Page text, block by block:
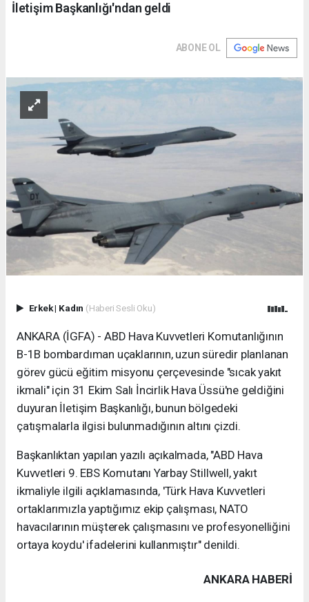
İletişim Başkanlığı'ndan geldi
ABONE OL
Erkek| Kadın (Haberi Sesli Oku)
ANKARA (İGFA) - ABD Hava Kuvvetleri Komutanlığının
B-1B bombardıman uçaklarının, uzun süredir planlanan
görev gücü eğitim misyonu çerçevesinde "sıcak yakıt
ikmali" için 31 Ekim Salı İncirlik Hava Üssü'ne geldiğini
duyuran İletişim Başkanlığı, bunun bölgedeki
çatışmalarla ilgisi bulunmadığının altını çizdi.
Başkanlıktan yapılan yazılı açıkalmada, "ABD Hava
Kuvvetleri 9. EBS Komutanı Yarbay Stillwell, yakıt
ikmaliyle ilgili açıklamasında, 'Türk Hava Kuvvetleri
ortaklarımızla yaptığımız ekip çalışması, NATO
havacılarının müşterek çalışmasını ve profesyonelliğini
ortaya koydu' ifadelerini kullanmıştır" denildi.
ANKARA HABERİ